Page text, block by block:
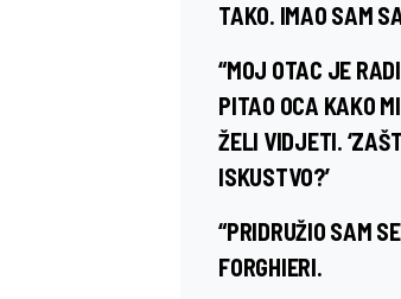
TAKO. IMAO SAM
“MOJ OTAC JE
PITAO OCA KAKO
ŽELI VIDJETI.
ISKUSTVO?’
“PRIDRUŽIO SAM
FORGHIERI.